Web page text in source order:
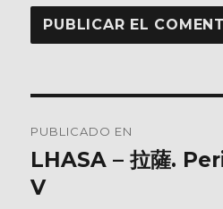
de
entradas
PUBLICADO EN
LHASA – 拉薩.
V